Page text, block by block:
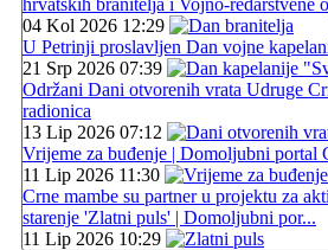
04 Kol 2026 12:29
U Petrinji proslavljen Dan vojne
21 Srp 2026 07:39
Održani Dani otvorenih vrata Udruge
radionica
13 Lip 2026 07:12
Vrijeme za buđenje | Domoljubni portal
11 Lip 2026 11:30
Crne mambe su partner u projektu za
starenje 'Zlatni puls' | Domoljubni por...
11 Lip 2026 10:29